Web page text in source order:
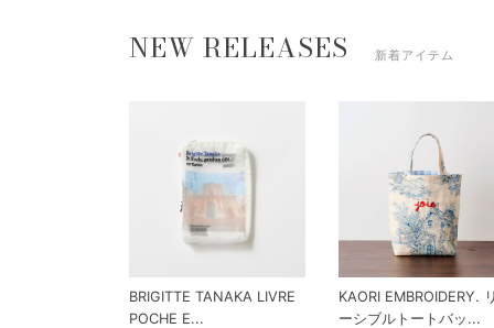
NEW RELEASES 新着アイテム
BRIGITTE TANAKA LIVRE
POCHE E...
KAORI EMBROIDERY.
ーシブルトートバッ...